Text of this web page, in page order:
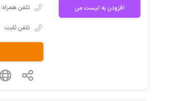
افزودن به لیست من تلفن همراه:
تلفن ثابت: